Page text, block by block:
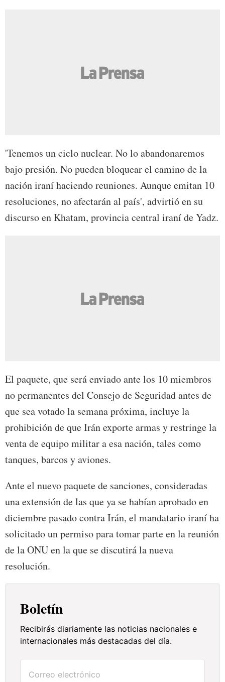
'Tenemos un ciclo nuclear. No lo abandonaremos
bajo presión. No pueden bloquear el camino de la
nación iraní haciendo reuniones. Aunque emitan 10
resoluciones, no afectarán al país', advirtió en su
discurso en Khatam, provincia central iraní de Yadz.
El paquete, que será enviado ante los 10 miembros
no permanentes del Consejo de Seguridad antes de
que sea votado la semana próxima, incluye la
prohibición de que Irán exporte armas y restringe la
venta de equipo militar a esa nación, tales como
tanques, barcos y aviones.
Ante el nuevo paquete de sanciones, consideradas
una extensión de las que ya se habían aprobado en
diciembre pasado contra Irán, el mandatario iraní ha
solicitado un permiso para tomar parte en la reunión
de la ONU en la que se discutirá la nueva
resolución.
Boletín
Recibirás diariamente las noticias nacionales e
internacionales más destacadas del día.